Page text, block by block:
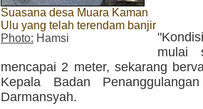
Suasana desa Muara Kaman
Ulu yang telah terendam banjir
Photo: Hamsi
mulai
mencapai 2 meter, sekarang
Kepala Badan
Darmansyah.